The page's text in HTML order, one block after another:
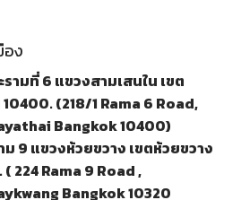
อง
รามที่ 6 แขวงสามเสนใน เขต
(218/1 Rama 6 Road,
Bangkok 10400)
ม 9 แขวงห้วยขวาง เขตห้วยขวาง
224 Rama 9 Road ,
Bangkok 10320